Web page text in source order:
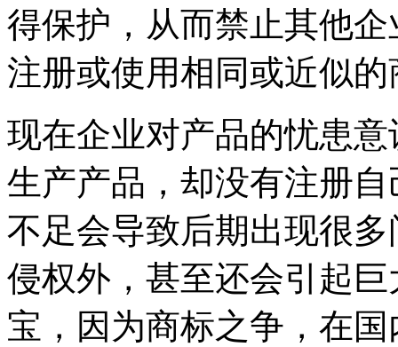
得保护，从而禁止其他
注册或使用相同或近似的
现在企业对产品的忧患
生产产品，却没有注册
不足会导致后期出现很
侵权外，甚至还会引起
宝，因为商标之争，在